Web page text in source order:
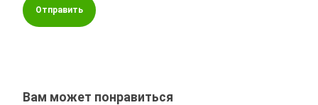
Отправить
Вам может понравиться